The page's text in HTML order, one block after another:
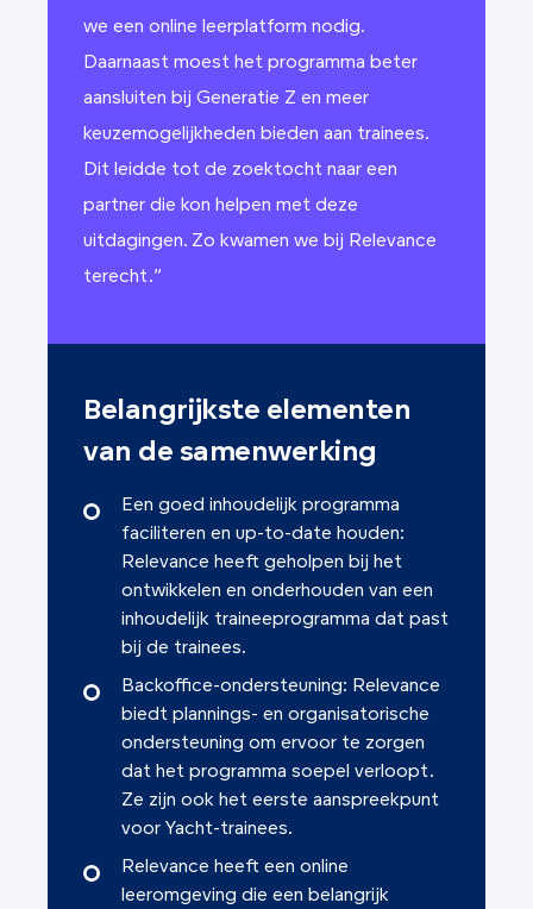
we een online leerplatform nodig.
Daarnaast moest het programma beter
aansluiten bij Generatie Z en meer
keuzemogelijkheden bieden aan trainees.
Dit leidde tot de zoektocht naar een
partner die kon helpen met deze
uitdagingen. Zo kwamen we bij Relevance
terecht.”
Belangrijkste elementen
van de samenwerking
Een goed inhoudelijk programma
faciliteren en up-to-date houden:
Relevance heeft geholpen bij het
ontwikkelen en onderhouden van een
inhoudelijk traineeprogramma dat past
bij de trainees.
Backoffice-ondersteuning: Relevance
biedt plannings- en organisatorische
ondersteuning om ervoor te zorgen
dat het programma soepel verloopt.
Ze zijn ook het eerste aanspreekpunt
voor Yacht-trainees.
Relevance heeft een online
leeromgeving die een belangrijk